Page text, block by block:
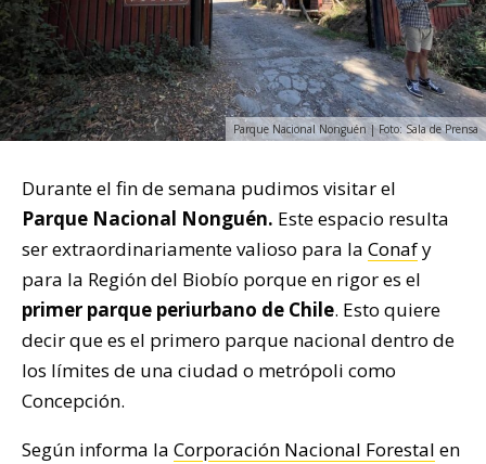
Parque Nacional Nonguén | Foto: Sala de Prensa
Durante el fin de semana pudimos visitar el
Parque Nacional Nonguén. Este espacio resulta
ser extraordinariamente valioso para la Conafy
para la Región del Biobío porque en rigor es el
primer parque periurbano de Chile. Esto quiere
decir que es el primero parque nacional dentro de
los límites de una ciudad o metrópoli como
Concepción.
Según informa la Corporación Nacional Forestal en